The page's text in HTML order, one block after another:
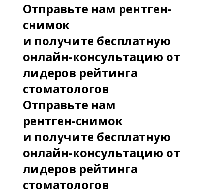
Отправьте нам рентген-
снимок
и получите бесплатную
онлайн-консультацию от
лидеров рейтинга
стоматологов
Отправьте нам
рентген-снимок
и получите бесплатную
онлайн-консультацию от
лидеров рейтинга
стоматологов